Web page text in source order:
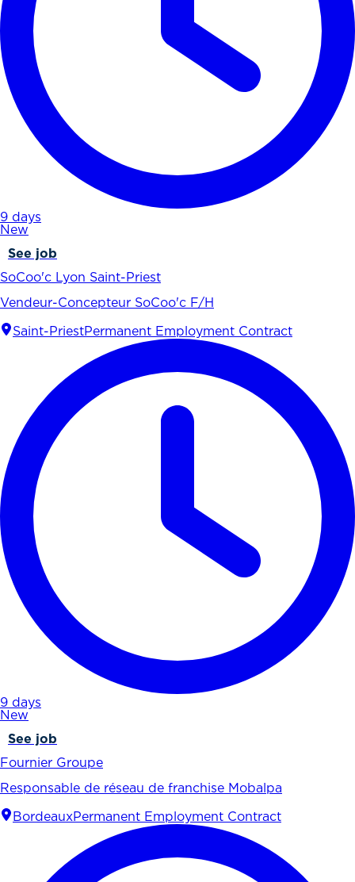
9 days
New
See job
SoCoo'c Lyon Saint-Priest
Vendeur-Concepteur SoCoo'c F/H
Saint-PriestPermanent Employment Contract
9 days
New
See job
Fournier Groupe
Responsable de réseau de franchise Mobalpa
BordeauxPermanent Employment Contract